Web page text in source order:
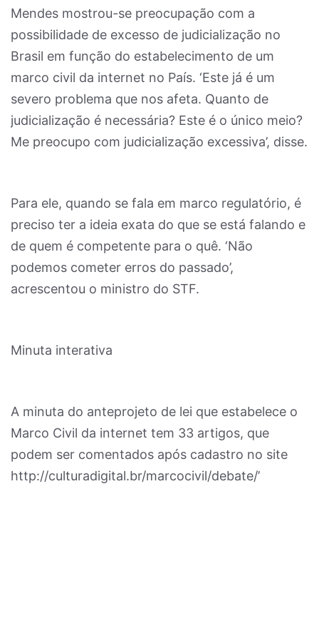
Mendes mostrou-se preocupação com a
possibilidade de excesso de judicialização no
Brasil em função do estabelecimento de um
marco civil da internet no País. ‘Este já é um
severo problema que nos afeta. Quanto de
judicialização é necessária? Este é o único meio?
Me preocupo com judicialização excessiva’, disse.
Para ele, quando se fala em marco regulatório, é
preciso ter a ideia exata do que se está falando e
de quem é competente para o quê. ‘Não
podemos cometer erros do passado’,
acrescentou o ministro do STF.
Minuta interativa
A minuta do anteprojeto de lei que estabelece o
Marco Civil da internet tem 33 artigos, que
podem ser comentados após cadastro no site
http://culturadigital.br/marcocivil/debate/’